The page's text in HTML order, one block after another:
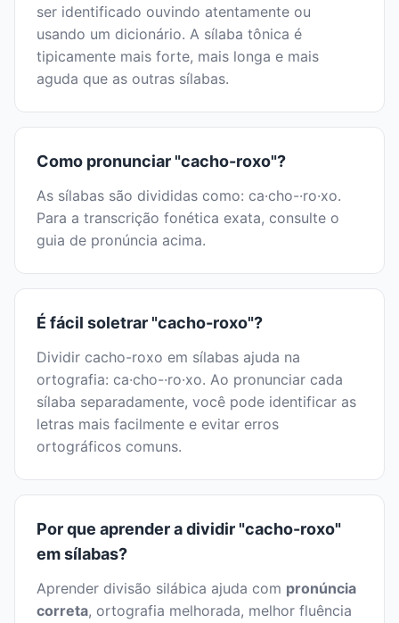
ser identificado ouvindo atentamente ou
usando um dicionário. A sílaba tônica é
tipicamente mais forte, mais longa e mais
aguda que as outras sílabas.
Como pronunciar "cacho-roxo"?
As sílabas são divididas como: ca·cho-·ro·xo.
Para a transcrição fonética exata, consulte o
guia de pronúncia acima.
É fácil soletrar "cacho-roxo"?
Dividir cacho-roxo em sílabas ajuda na
ortografia: ca·cho-·ro·xo. Ao pronunciar cada
sílaba separadamente, você pode identificar as
letras mais facilmente e evitar erros
ortográficos comuns.
Por que aprender a dividir "cacho-roxo"
em sílabas?
Aprender divisão silábica ajuda com pronúncia
correta, ortografia melhorada, melhor fluência